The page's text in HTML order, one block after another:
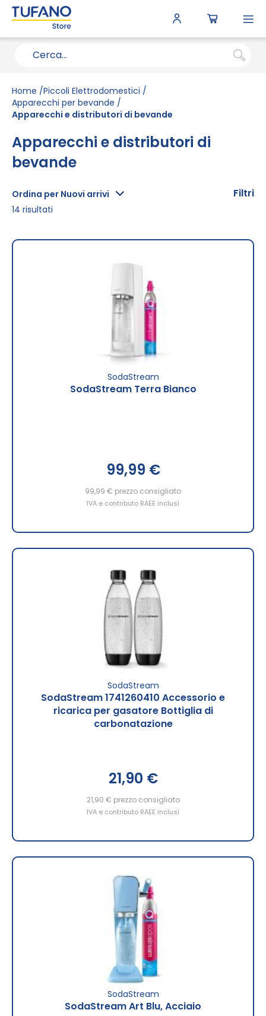
Home Piccoli Elettrodomestici
Apparecchi per bevande
Apparecchi e distributori di bevande
Apparecchi e distributori di
bevande
Ordina per Nuovi arrivi
14 risultati
SodaStream
SodaStream Terra Bianco
99,99 €
99,99 € prezzo consigliato
IVA e contributo RAEE inclusi
SodaStream
SodaStream 1741260410 Accessorio e
ricarica per gasatore Bottiglia di
carbonatazione
21,90 €
21,90 € prezzo consigliato
IVA e contributo RAEE inclusi
SodaStream
SodaStream Art Blu, Acciaio
Filtri